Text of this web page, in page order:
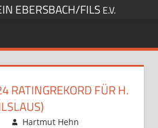
EBERSBACH/FILS E.V.
RATINGREKORD FÜR H.
Hartmut Hehn